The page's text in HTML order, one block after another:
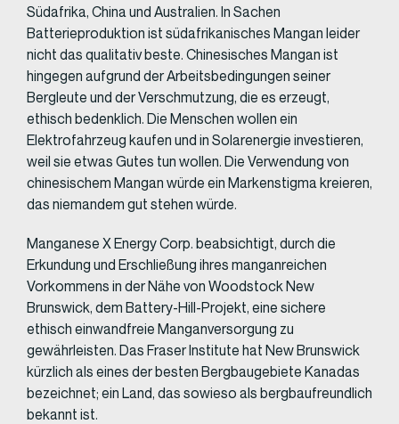
Südafrika, China und Australien. In Sachen
Batterieproduktion ist südafrikanisches Mangan leider
nicht das qualitativ beste. Chinesisches Mangan ist
hingegen aufgrund der Arbeitsbedingungen seiner
Bergleute und der Verschmutzung, die es erzeugt,
ethisch bedenklich. Die Menschen wollen ein
Elektrofahrzeug kaufen und in Solarenergie investieren,
weil sie etwas Gutes tun wollen. Die Verwendung von
chinesischem Mangan würde ein Markenstigma kreieren,
das niemandem gut stehen würde.
Manganese X Energy Corp. beabsichtigt, durch die
Erkundung und Erschließung ihres manganreichen
Vorkommens in der Nähe von Woodstock New
Brunswick, dem Battery-Hill-Projekt, eine sichere
ethisch einwandfreie Manganversorgung zu
gewährleisten. Das Fraser Institute hat New Brunswick
kürzlich als eines der besten Bergbaugebiete Kanadas
bezeichnet; ein Land, das sowieso als bergbaufreundlich
bekannt ist.